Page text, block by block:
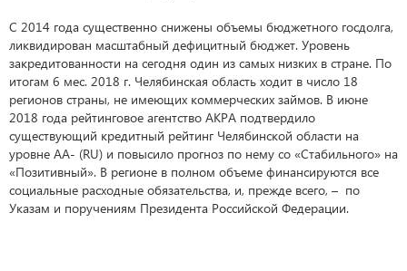
С 2014 года существенно снижены объемы бюджетного госдолга,
ликвидирован масштабный дефицитный бюджет. Уровень
закредитованности на сегодня один из самых низких в стране. По
итогам 6 мес. 2018 г. Челябинская область ходит в число 18
регионов страны, не имеющих коммерческих займов. В июне
2018 года рейтинговое агентство АКРА подтвердило
существующий кредитный рейтинг Челябинской области на
уровне АА- (RU) и повысило прогноз по нему со «Стабильного» на
«Позитивный». В регионе в полном объеме финансируются все
социальные расходные обязательства, и, прежде всего, – по
Указам и поручениям Президента Российской Федерации.